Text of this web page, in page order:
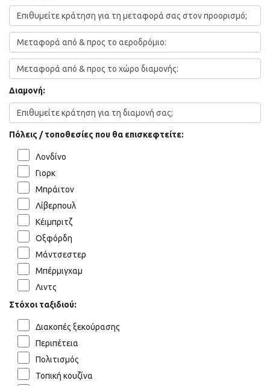
Διαμονή:
Πόλεις / τοποθεσίες που θα επισκεφτείτε:
Λονδίνο
Γιορκ
Μπράιτον
Λίβερπουλ
Κέιμπριτζ
Οξφόρδη
Μάντσεστερ
Μπέρμιγχαμ
Λιντς
Στόχοι ταξιδιού:
Διακοπές ξεκούρασης
Περιπέτεια
Πολιτισμός
Τοπική κουζίνα